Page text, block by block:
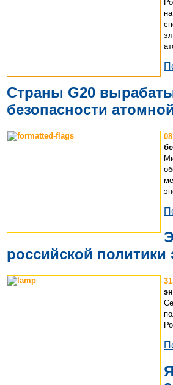
Страны G20
безопасности
российской политики